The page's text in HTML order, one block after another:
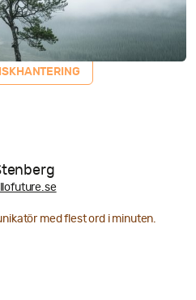
med flest ord i minuten.